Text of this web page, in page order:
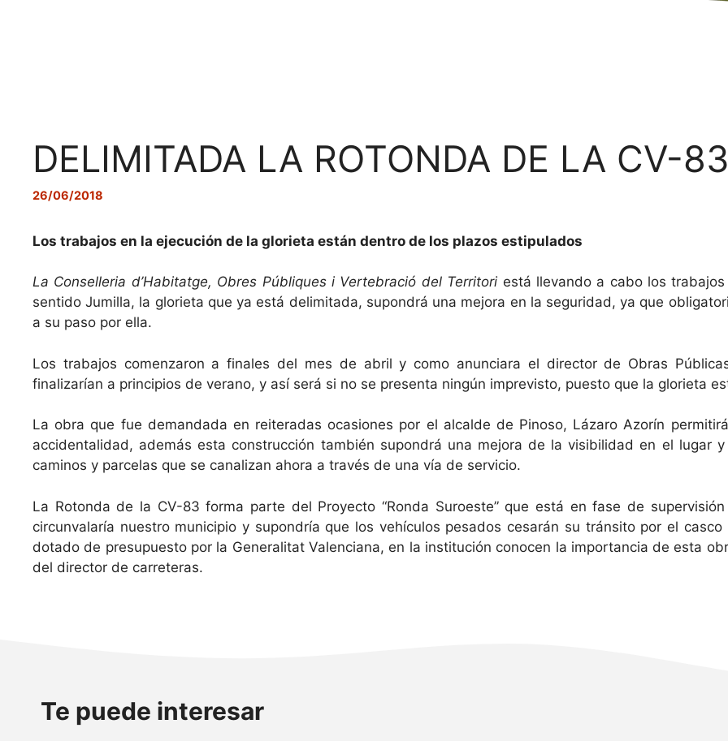
DELIMITADA LA ROTONDA DE LA CV-
26/06/2018
Los trabajos en la ejecución de la glorieta están dentro de los plazos estipulados
La Conselleria d’Habitatge, Obres Públiques i Vertebració del Territori está llevando a cabo los
sentido Jumilla, la glorieta que ya está delimitada, supondrá una mejora en la seguridad, ya que
a su paso por ella.
Los trabajos comenzaron a finales del mes de abril y como anunciara el director de Obras
finalizarían a principios de verano, y así será si no se presenta ningún imprevisto, puesto que la glorieta
La obra que fue demandada en reiteradas ocasiones por el alcalde de Pinoso, Lázaro Azorín
accidentalidad, además esta construcción también supondrá una mejora de la visibilidad en el lugar
caminos y parcelas que se canalizan ahora a través de una vía de servicio.
La Rotonda de la CV-83 forma parte del Proyecto “Ronda Suroeste” que está en fase de
circunvalaría nuestro municipio y supondría que los vehículos pesados cesarán su tránsito por el
dotado de presupuesto por la Generalitat Valenciana, en la institución conocen la importancia de esta
del director de carreteras.
Te puede interesar